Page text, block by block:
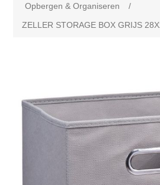
Opbergen & Organiseren
/
ZELLER STORAGE BOX GRIJS